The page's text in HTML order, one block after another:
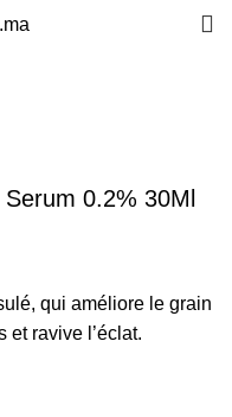
0.2% 30Ml
qui améliore le grain
et ravive l’éclat.